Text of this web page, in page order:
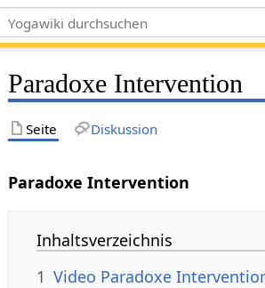
Paradoxe Intervention
Seite Diskussion
Paradoxe Intervention
Inhaltsverzeichnis
1 Video Paradoxe